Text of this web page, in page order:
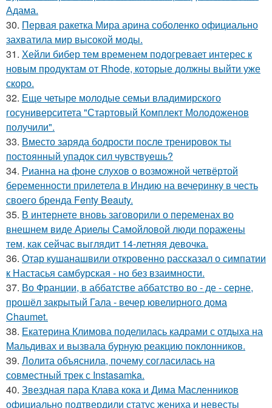
Адама.
30. Первая ракетка Мира арина соболенко официально
захватила мир высокой моды.
31. Хейли бибер тем временем подогревает интерес к
новым продуктам от Rhode, которые должны выйти уже
скоро.
32. Еще четыре молодые семьи владимирского
госуниверситета "Стартовый Комплект Молодоженов
получили".
33. Вместо заряда бодрости после тренировок ты
постоянный упадок сил чувствуешь?
34. Рианна на фоне слухов о возможной четвёртой
беременности прилетела в Индию на вечеринку в честь
своего бренда Fenty Beauty.
35. В интернете вновь заговорили о переменах во
внешнем виде Ариелы Самойловой люди поражены
тем, как сейчас выглядит 14-летняя девочка.
36. Отар кушанашвили откровенно рассказал о симпатии
к Настасья самбурская - но без взаимности.
37. Во Франции, в аббатстве аббатство во - де - серне,
прошёл закрытый Гала - вечер ювелирного дома
Chaumet.
38. Екатерина Климова поделилась кадрами с отдыха на
Мальдивах и вызвала бурную реакцию поклонников.
39. Лолита объяснила, почему согласилась на
совместный трек с Instasamka.
40. Звездная пара Клава кока и Дима Масленников
официально подтвердили статус жениха и невесты